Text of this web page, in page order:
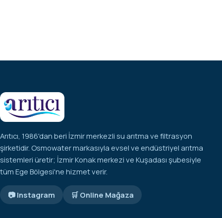
Arıtıcı, 1986'dan beri İzmir merkezli su arıtma ve filtrasyon
şirketidir. Osmowater markasıyla evsel ve endüstriyel arıtma
sistemleri üretir; İzmir Konak merkezi ve Kuşadası şubesiyle
tüm Ege Bölgesi'ne hizmet verir.
📷 Instagram 🛒 Online Mağaza